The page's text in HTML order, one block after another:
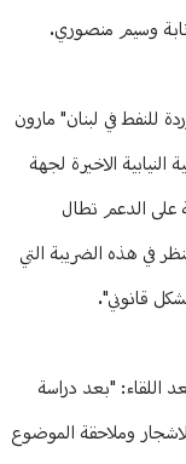
وسيم منصوري.
للنفط في لبنان" مارون
الاخيرة لجهة
على الدعم تطال
في هذه الضريبة التي
قانوني".
اللقاء: "بعد دراسة
وملاحقة الموضوع